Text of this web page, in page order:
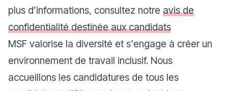
plus d’informations, consultez notre avis de
confidentialité destinée aux candidats
MSF valorise la diversité et s'engage à créer un
environnement de travail inclusif. Nous
accueillons les candidatures de tous les